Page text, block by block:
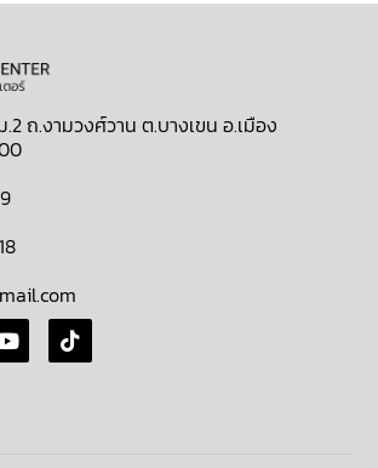
ถ.งามวงศ์วาน ต.บางเขน อ.เมือง